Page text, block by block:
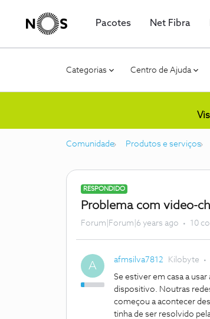
Pacotes Net Fibra
Categorias Centro de Ajuda
Comunidade Produtos e serviços
RESPONDIDO
Problema com video-
Forum|Forum|6 years ago 10
A afmsilva7812 Kilobyte
Se estiver em casa a
dispositivo. Noutras
começou a acontecer
tinha de ser resolvido